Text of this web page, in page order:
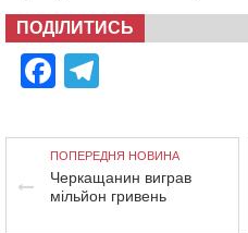
ПОДІЛИТИСЬ
Facebook
ПОПЕРЕДНЯ НОВИНА
Черкащанин виграв
мільйон гривень